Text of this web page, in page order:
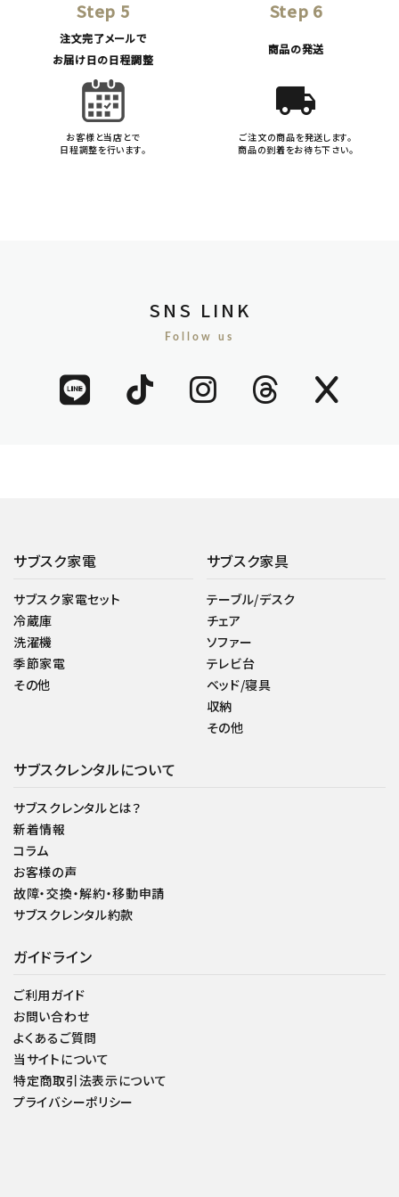
Step 5
注文完了メールで
お届け日の日程調整
お客様と当店とで
日程調整を行います。
Step 6
商品の発送
local_shipping
ご注文の商品を発送します。
商品の到着をお待ち下さい。
SNS LINK
Follow us
サブスク家電
サブスク家電セット
冷蔵庫
洗濯機
季節家電
その他
サブスク家具
テーブル/デスク
チェア
ソファー
テレビ台
ベッド/寝具
収納
その他
サブスクレンタルについて
サブスクレンタルとは？
新着情報
コラム
お客様の声
故障・交換・解約・移動申請
サブスクレンタル約款
ガイドライン
ご利用ガイド
お問い合わせ
よくあるご質問
当サイトについて
特定商取引法表示について
プライバシーポリシー